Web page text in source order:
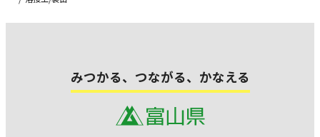
みつかる、つながる、かなえる